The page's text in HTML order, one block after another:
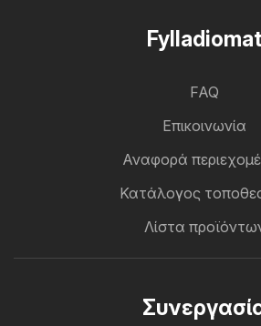
Fylladiomat
FAQ
Επικοινωνία
Αναφορά
Κατάλογος
Λίστα